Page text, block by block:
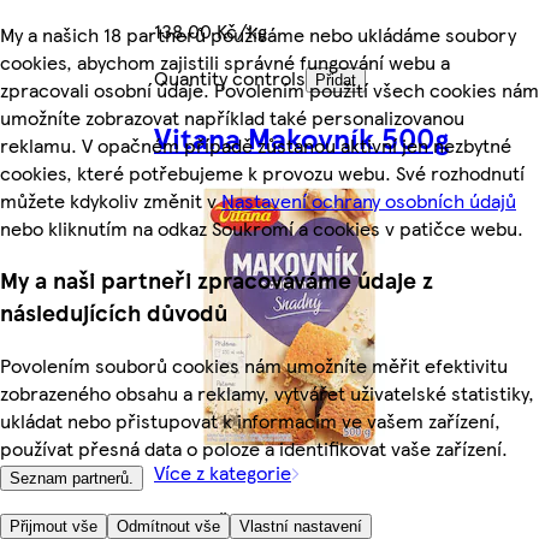
My a našich 18 partnerů používáme nebo ukládáme soubory
cookies, abychom zajistili správné fungování webu a
zpracovali osobní údaje. Povolením použití všech cookies nám
umožníte zobrazovat například také personalizovanou
reklamu. V opačném případě zůstanou aktivní jen nezbytné
cookies, které potřebujeme k provozu webu. Své rozhodnutí
můžete kdykoliv změnit vNastavení ochrany osobních údajů
nebo kliknutím na odkaz Soukromí a cookies v patičce webu.
My a naši partneři zpracováváme údaje z
následujících důvodů
Povolením souborů cookies nám umožníte měřit efektivitu
zobrazeného obsahu a reklamy, vytvářet uživatelské statistiky,
ukládat nebo přistupovat k informacím ve vašem zařízení,
používat přesná data o poloze a identifikovat vaše zařízení.
Seznam partnerů.
Přijmout vše Odmítnout vše Vlastní nastavení
138,00 Kč/kg
Quantity controls
Přidat
Vitana Makovník 500g
Více z kategorie
72,90 Kč